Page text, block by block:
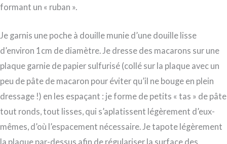
formant un « ruban ».
Je garnis une poche à douille munie d’une douille lisse
d’environ 1cm de diamètre. Je dresse des macarons sur une
plaque garnie de papier sulfurisé (collé sur la plaque avec un
peu de pâte de macaron pour éviter qu’il ne bouge en plein
dressage !) en les espaçant : je forme de petits « tas » de pâte
tout ronds, tout lisses, qui s’aplatissent légèrement d’eux-
mêmes, d’où l’espacement nécessaire. Je tapote légèrement
la plaque par-dessus afin de régulariser la surface des